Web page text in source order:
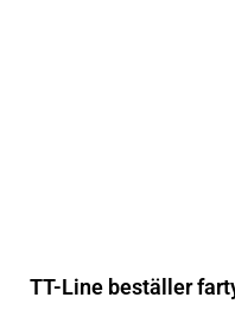
TT-Line beställer